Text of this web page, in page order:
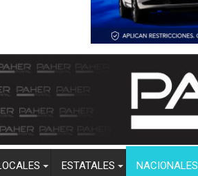
ESTATALES NACIONALES